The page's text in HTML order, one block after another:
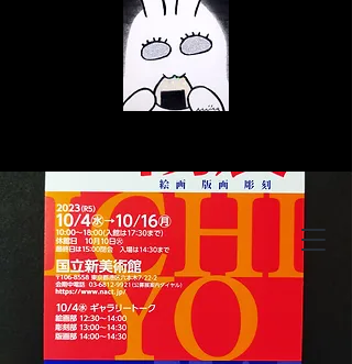
© Copyright